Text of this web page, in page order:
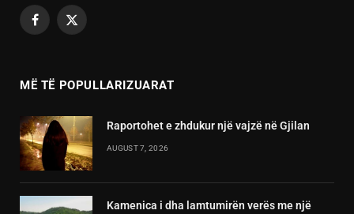
Facebook
X
MË TË POPULLARIZUARAT
Raportohet e zhdukur një vajzë në Gjilan
AUGUST 7, 2026
Kamenica i dha lamtumirën verës me një